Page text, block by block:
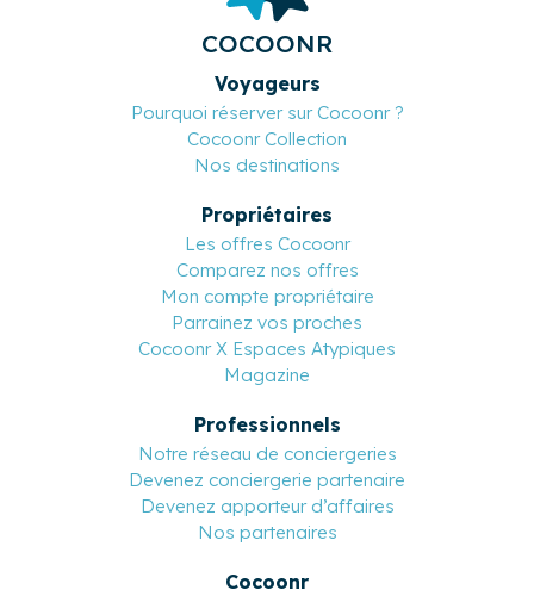
COCOONR
Voyageurs
Pourquoi réserver sur Cocoonr ?
Cocoonr Collection
Nos destinations
Propriétaires
Les offres Cocoonr
Comparez nos offres
Mon compte propriétaire
Parrainez vos proches
Cocoonr X Espaces Atypiques
Magazine
Professionnels
Notre réseau de conciergeries
Devenez conciergerie partenaire
Devenez apporteur d’affaires
Nos partenaires
Cocoonr